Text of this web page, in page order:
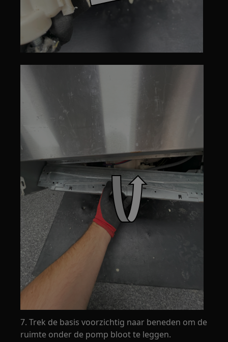
7. Trek de basis voorzichtig naar beneden om de
ruimte onder de pomp bloot te leggen.